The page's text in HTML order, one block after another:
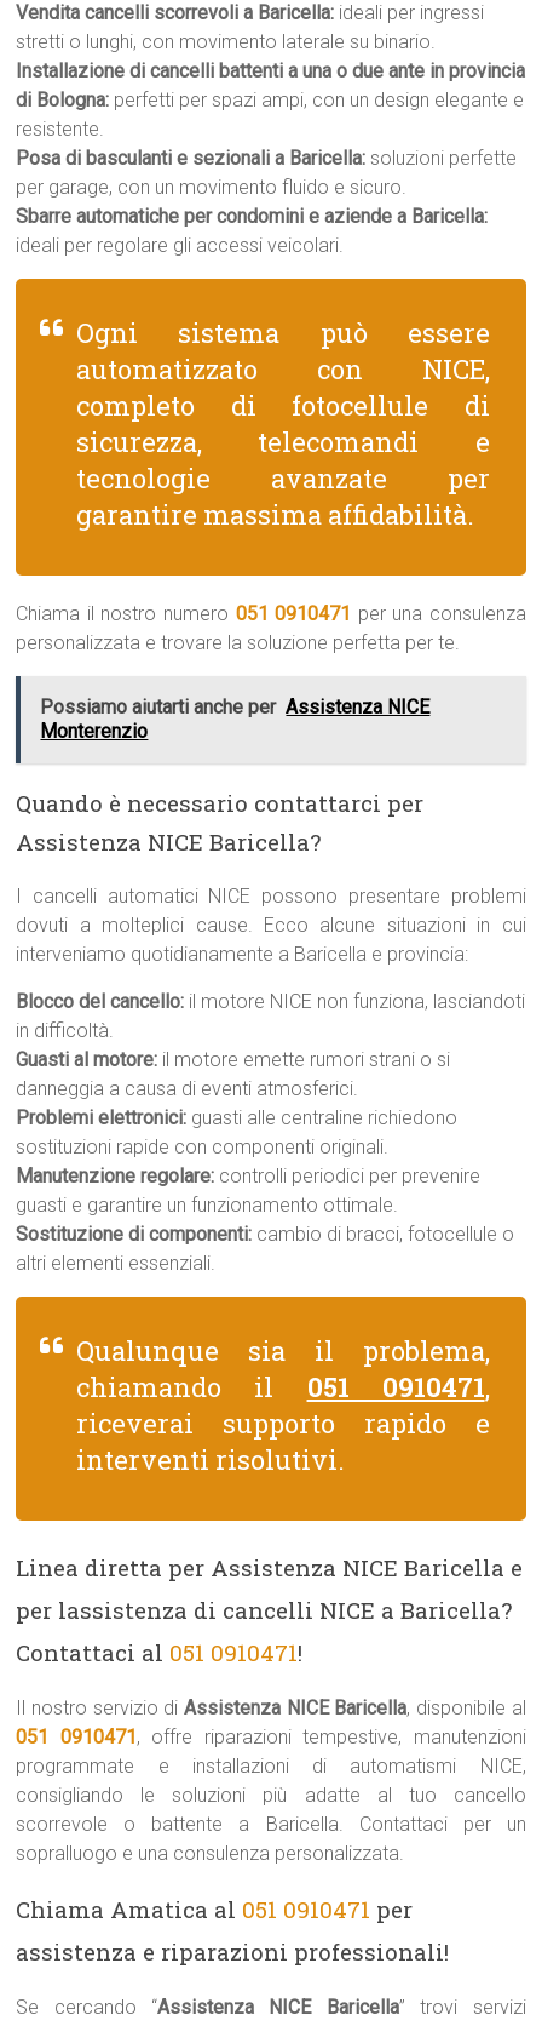
Vendita cancelli scorrevoli a Baricella: ideali per ingressi
stretti o lunghi, con movimento laterale su binario.
Installazione di cancelli battenti a una o due ante in provincia
di Bologna: perfetti per spazi ampi, con un design elegante e
resistente.
Posa di basculanti e sezionali a Baricella: soluzioni perfette
per garage, con un movimento fluido e sicuro.
Sbarre automatiche per condomini e aziende a Baricella:
ideali per regolare gli accessi veicolari.
Ogni sistema può essere
automatizzato con NICE,
completo di fotocellule di
sicurezza, telecomandi e
tecnologie avanzate per
garantire massima affidabilità.
Chiama il nostro numero 051 0910471 per una consulenza
personalizzata e trovare la soluzione perfetta per te.
Possiamo aiutarti anche per Assistenza NICE
Monterenzio
Quando è necessario contattarci per
Assistenza NICE Baricella?
I cancelli automatici NICE possono presentare problemi
dovuti a molteplici cause. Ecco alcune situazioni in cui
interveniamo quotidianamente a Baricella e provincia:
Blocco del cancello: il motore NICE non funziona, lasciandoti
in difficoltà.
Guasti al motore: il motore emette rumori strani o si
danneggia a causa di eventi atmosferici.
Problemi elettronici: guasti alle centraline richiedono
sostituzioni rapide con componenti originali.
Manutenzione regolare: controlli periodici per prevenire
guasti e garantire un funzionamento ottimale.
Sostituzione di componenti: cambio di bracci, fotocellule o
altri elementi essenziali.
Qualunque sia il problema,
chiamando il 051 0910471,
riceverai supporto rapido e
interventi risolutivi.
Linea diretta per Assistenza NICE Baricella e
per lassistenza di cancelli NICE a Baricella?
Contattaci al 051 0910471!
Il nostro servizio di Assistenza NICE Baricella, disponibile al
051 0910471, offre riparazioni tempestive, manutenzioni
programmate e installazioni di automatismi NICE,
consigliando le soluzioni più adatte al tuo cancello
scorrevole o battente a Baricella. Contattaci per un
sopralluogo e una consulenza personalizzata.
Chiama Amatica al 051 0910471 per
assistenza e riparazioni professionali!
Se cercando “Assistenza NICE Baricella” trovi servizi